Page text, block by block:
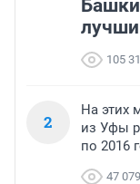
105
2
На этих
из Уфы
по 2016
47 079